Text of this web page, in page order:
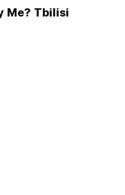
Me? Tbilisi